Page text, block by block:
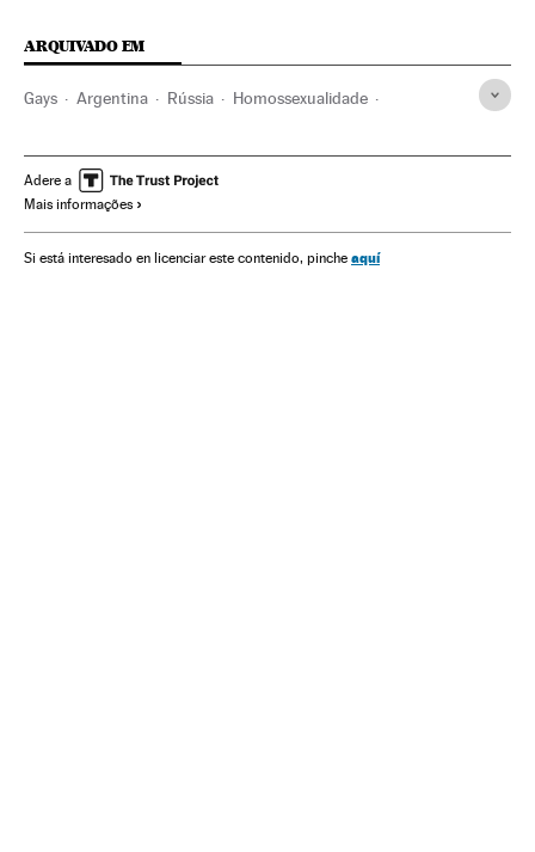
ARQUIVADO EM
Gays Argentina Rússia Homossexualidade
América Europa Orientação sexual
Adere a
Mais informações
Si está interesado en licenciar este contenido, pinche aquí